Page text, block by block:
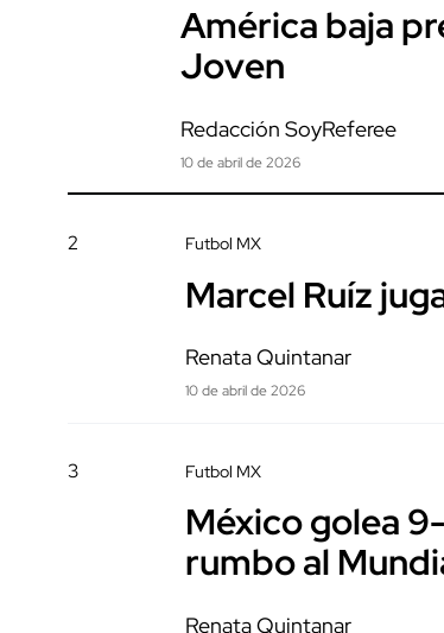
América baja
Joven
Redacción SoyReferee
10 de abril de 2026
2 Futbol MX
Marcel Ruíz
Renata Quintanar
10 de abril de 2026
3 Futbol MX
México golea
rumbo al
Renata Quintanar